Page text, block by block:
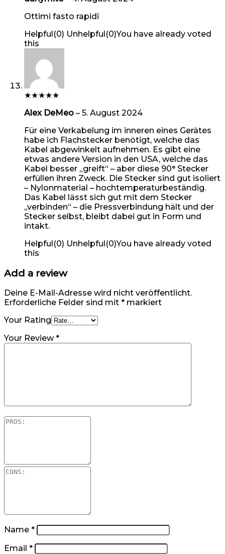
Ottimi fasto rapidi
Helpful(0) Unhelpful(0)You have already voted
this
★★★★★
Alex DeMeo – 5. August 2024
Für eine Verkabelung im inneren eines Gerätes
habe ich Flachstecker benötigt, welche das
Kabel abgewinkelt aufnehmen. Es gibt eine
etwas andere Version in den USA, welche das
Kabel besser „greift“ – aber diese 90° Stecker
erfüllen ihren Zweck. Die Stecker sind gut isoliert
– Nylonmaterial – hochtemperaturbeständig.
Das Kabel lässt sich gut mit dem Stecker
„verbinden“ – die Pressverbindung hält und der
Stecker selbst, bleibt dabei gut in Form und
intakt.
Helpful(0) Unhelpful(0)You have already voted
this
Add a review
Deine E-Mail-Adresse wird nicht veröffentlicht.
Erforderliche Felder sind mit * markiert
Your Rating
Your Review*
Name *
Email *